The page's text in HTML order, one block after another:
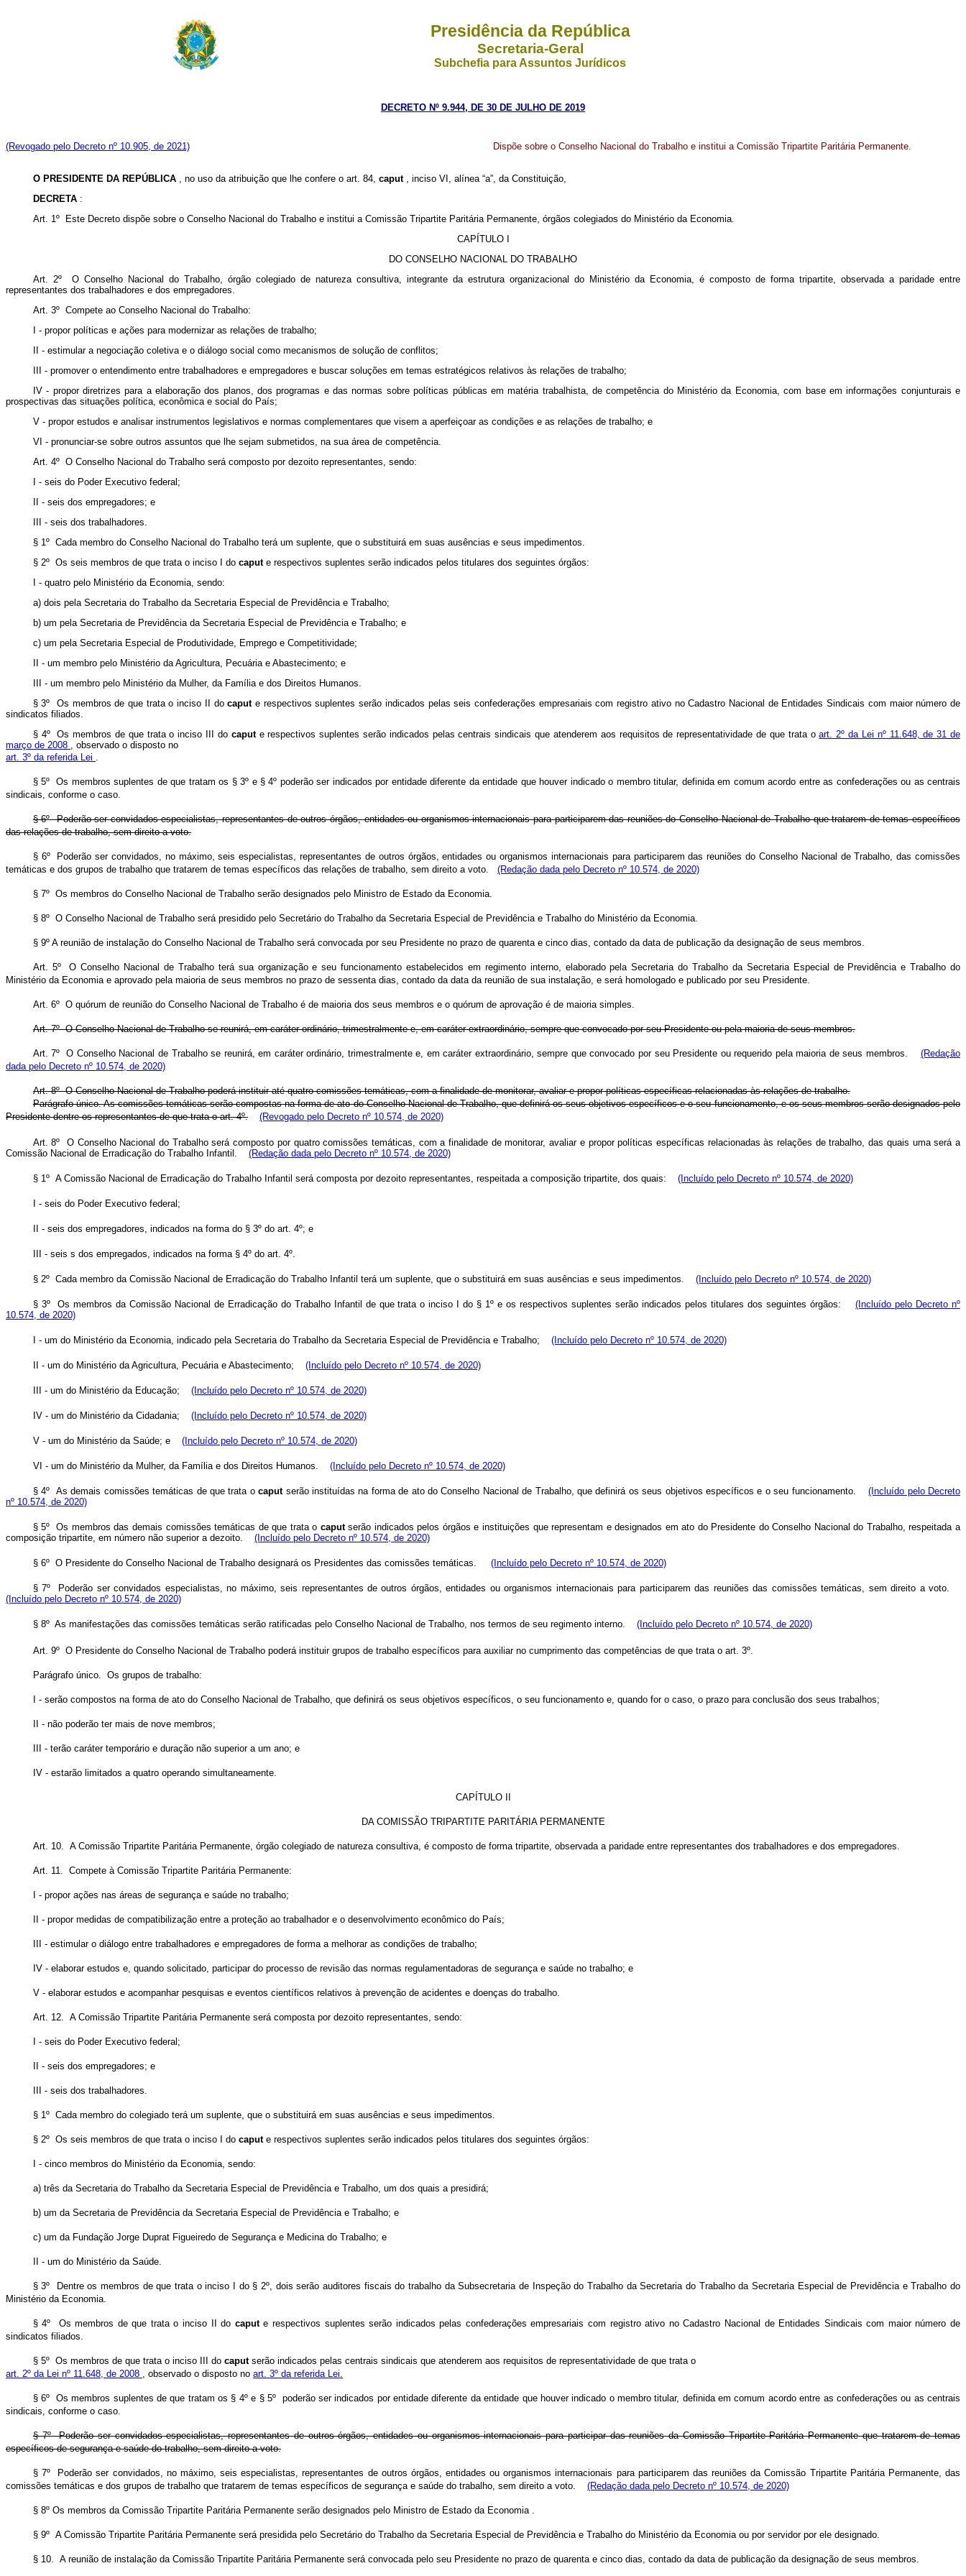
Presidência da República
Secretaria-Geral
Subchefia para Assuntos Jurídicos
DECRETO Nº 9.944, DE 30 DE JULHO DE 2019
(Revogado pelo Decreto nº 10.905, de 2021) Dispõe sobre o Conselho Nacional do Trabalho e institui a Comissão Tripartite Paritária Permanente.
O PRESIDENTE DA REPÚBLICA , no uso da atribuição que lhe confere o art. 84, caput , inciso VI, alínea “a”, da Constituição,
DECRETA :
Art. 1º Este Decreto dispõe sobre o Conselho Nacional do Trabalho e institui a Comissão Tripartite Paritária Permanente, órgãos colegiados do Ministério da Economia.
CAPÍTULO I
DO CONSELHO NACIONAL DO TRABALHO
Art. 2º O Conselho Nacional do Trabalho, órgão colegiado de natureza consultiva, integrante da estrutura organizacional do Ministério da Economia, é composto de forma tripartite, observada a paridade entre
representantes dos trabalhadores e dos empregadores.
Art. 3º Compete ao Conselho Nacional do Trabalho:
I - propor políticas e ações para modernizar as relações de trabalho;
II - estimular a negociação coletiva e o diálogo social como mecanismos de solução de conflitos;
III - promover o entendimento entre trabalhadores e empregadores e buscar soluções em temas estratégicos relativos às relações de trabalho;
IV - propor diretrizes para a elaboração dos planos, dos programas e das normas sobre políticas públicas em matéria trabalhista, de competência do Ministério da Economia, com base em informações conjunturais e
prospectivas das situações política, econômica e social do País;
V - propor estudos e analisar instrumentos legislativos e normas complementares que visem a aperfeiçoar as condições e as relações de trabalho; e
VI - pronunciar-se sobre outros assuntos que lhe sejam submetidos, na sua área de competência.
Art. 4º O Conselho Nacional do Trabalho será composto por dezoito representantes, sendo:
I - seis do Poder Executivo federal;
II - seis dos empregadores; e
III - seis dos trabalhadores.
§ 1º Cada membro do Conselho Nacional do Trabalho terá um suplente, que o substituirá em suas ausências e seus impedimentos.
§ 2º Os seis membros de que trata o inciso I do caput e respectivos suplentes serão indicados pelos titulares dos seguintes órgãos:
I - quatro pelo Ministério da Economia, sendo:
a) dois pela Secretaria do Trabalho da Secretaria Especial de Previdência e Trabalho;
b) um pela Secretaria de Previdência da Secretaria Especial de Previdência e Trabalho; e
c) um pela Secretaria Especial de Produtividade, Emprego e Competitividade;
II - um membro pelo Ministério da Agricultura, Pecuária e Abastecimento; e
III - um membro pelo Ministério da Mulher, da Família e dos Direitos Humanos.
§ 3º Os membros de que trata o inciso II docapute respectivos suplentes serão indicados pelas seis confederações empresariais com registro ativo no Cadastro Nacional de Entidades Sindicais com maior número de
sindicatos filiados.
§ 4º Os membros de que trata o inciso III do caput e respectivos suplentes serão indicados pelas centrais sindicais que atenderem aos requisitos de representatividade de que trata oart. 2º da Lei nº 11.648, de 31 de
março de 2008 , observado o disposto no
art. 3º da referida Lei .
§ 5º Os membros suplentes de que tratam os § 3º e § 4º poderão ser indicados por entidade diferente da entidade que houver indicado o membro titular, definida em comum acordo entre as confederações ou as centrais
sindicais, conforme o caso.
§ 6º Poderão ser convidados especialistas, representantes de outros órgãos, entidades ou organismos internacionais para participarem das reuniões do Conselho Nacional de Trabalho que tratarem de temas específicos
das relações de trabalho, sem direito a voto.
§ 6º Poderão ser convidados, no máximo, seis especialistas, representantes de outros órgãos, entidades ou organismos internacionais para participarem das reuniões do Conselho Nacional de Trabalho, das comissões
temáticas e dos grupos de trabalho que tratarem de temas específicos das relações de trabalho, sem direito a voto. (Redação dada pelo Decreto nº 10.574, de 2020)
§ 7º Os membros do Conselho Nacional de Trabalho serão designados pelo Ministro de Estado da Economia.
§ 8º O Conselho Nacional de Trabalho será presidido pelo Secretário do Trabalho da Secretaria Especial de Previdência e Trabalho do Ministério da Economia.
§ 9º A reunião de instalação do Conselho Nacional de Trabalho será convocada por seu Presidente no prazo de quarenta e cinco dias, contado da data de publicação da designação de seus membros.
Art. 5º O Conselho Nacional de Trabalho terá sua organização e seu funcionamento estabelecidos em regimento interno, elaborado pela Secretaria do Trabalho da Secretaria Especial de Previdência e Trabalho do
Ministério da Economia e aprovado pela maioria de seus membros no prazo de sessenta dias, contado da data da reunião de sua instalação, e será homologado e publicado por seu Presidente.
Art. 6º O quórum de reunião do Conselho Nacional de Trabalho é de maioria dos seus membros e o quórum de aprovação é de maioria simples.
Art. 7º O Conselho Nacional de Trabalho se reunirá, em caráter ordinário, trimestralmente e, em caráter extraordinário, sempre que convocado por seu Presidente ou pela maioria de seus membros.
Art. 7º O Conselho Nacional de Trabalho se reunirá, em caráter ordinário, trimestralmente e, em caráter extraordinário, sempre que convocado por seu Presidente ou requerido pela maioria de seus membros. (Redação
dada pelo Decreto nº 10.574, de 2020)
Art. 8º O Conselho Nacional de Trabalho poderá instituir até quatro comissões temáticas, com a finalidade de monitorar, avaliar e propor políticas específicas relacionadas às relações de trabalho.
Parágrafo único. As comissões temáticas serão compostas na forma de ato do Conselho Nacional de Trabalho, que definirá os seus objetivos específicos e o seu funcionamento, e os seus membros serão designados pelo
Presidente dentre os representantes de que trata o art. 4º.
(Revogado pelo Decreto nº 10.574, de 2020)
Art. 8º O Conselho Nacional do Trabalho será composto por quatro comissões temáticas, com a finalidade de monitorar, avaliar e propor políticas específicas relacionadas às relações de trabalho, das quais uma será a
Comissão Nacional de Erradicação do Trabalho Infantil. (Redação dada pelo Decreto nº 10.574, de 2020)
§ 1º A Comissão Nacional de Erradicação do Trabalho Infantil será composta por dezoito representantes, respeitada a composição tripartite, dos quais: (Incluído pelo Decreto nº 10.574, de 2020)
I - seis do Poder Executivo federal;
II - seis dos empregadores, indicados na forma do § 3º do art. 4º; e
III - seis s dos empregados, indicados na forma § 4º do art. 4º.
§ 2º Cada membro da Comissão Nacional de Erradicação do Trabalho Infantil terá um suplente, que o substituirá em suas ausências e seus impedimentos. (Incluído pelo Decreto nº 10.574, de 2020)
§ 3º Os membros da Comissão Nacional de Erradicação do Trabalho Infantil de que trata o inciso I do § 1º e os respectivos suplentes serão indicados pelos titulares dos seguintes órgãos:
(Incluído pelo Decreto nº
10.574, de 2020)
I - um do Ministério da Economia, indicado pela Secretaria do Trabalho da Secretaria Especial de Previdência e Trabalho; (Incluído pelo Decreto nº 10.574, de 2020)
II - um do Ministério da Agricultura, Pecuária e Abastecimento; (Incluído pelo Decreto nº 10.574, de 2020)
III - um do Ministério da Educação; (Incluído pelo Decreto nº 10.574, de 2020)
IV - um do Ministério da Cidadania; (Incluído pelo Decreto nº 10.574, de 2020)
V - um do Ministério da Saúde; e (Incluído pelo Decreto nº 10.574, de 2020)
VI - um do Ministério da Mulher, da Família e dos Direitos Humanos. (Incluído pelo Decreto nº 10.574, de 2020)
§ 4º As demais comissões temáticas de que trata ocaputserão instituídas na forma de ato do Conselho Nacional de Trabalho, que definirá os seus objetivos específicos e o seu funcionamento.
(Incluído pelo Decreto
nº 10.574, de 2020)
§ 5º Os membros das demais comissões temáticas de que trata o caputserão indicados pelos órgãos e instituições que representam e designados em ato do Presidente do Conselho Nacional do Trabalho, respeitada a
composição tripartite, em número não superior a dezoito.
(Incluído pelo Decreto nº 10.574, de 2020)
§ 6º O Presidente do Conselho Nacional de Trabalho designará os Presidentes das comissões temáticas. (Incluído pelo Decreto nº 10.574, de 2020)
§ 7º Poderão ser convidados especialistas, no máximo, seis representantes de outros órgãos, entidades ou organismos internacionais para participarem das reuniões das comissões temáticas, sem direito a voto.
(Incluído pelo Decreto nº 10.574, de 2020)
§ 8º As manifestações das comissões temáticas serão ratificadas pelo Conselho Nacional de Trabalho, nos termos de seu regimento interno. (Incluído pelo Decreto nº 10.574, de 2020)
Art. 9º O Presidente do Conselho Nacional de Trabalho poderá instituir grupos de trabalho específicos para auxiliar no cumprimento das competências de que trata o art. 3º.
Parágrafo único. Os grupos de trabalho:
I - serão compostos na forma de ato do Conselho Nacional de Trabalho, que definirá os seus objetivos específicos, o seu funcionamento e, quando for o caso, o prazo para conclusão dos seus trabalhos;
II - não poderão ter mais de nove membros;
III - terão caráter temporário e duração não superior a um ano; e
IV - estarão limitados a quatro operando simultaneamente.
CAPÍTULO II
DA COMISSÃO TRIPARTITE PARITÁRIA PERMANENTE
Art. 10. A Comissão Tripartite Paritária Permanente, órgão colegiado de natureza consultiva, é composto de forma tripartite, observada a paridade entre representantes dos trabalhadores e dos empregadores.
Art. 11. Compete à Comissão Tripartite Paritária Permanente:
I - propor ações nas áreas de segurança e saúde no trabalho;
II - propor medidas de compatibilização entre a proteção ao trabalhador e o desenvolvimento econômico do País;
III - estimular o diálogo entre trabalhadores e empregadores de forma a melhorar as condições de trabalho;
IV - elaborar estudos e, quando solicitado, participar do processo de revisão das normas regulamentadoras de segurança e saúde no trabalho; e
V - elaborar estudos e acompanhar pesquisas e eventos científicos relativos à prevenção de acidentes e doenças do trabalho.
Art. 12. A Comissão Tripartite Paritária Permanente será composta por dezoito representantes, sendo:
I - seis do Poder Executivo federal;
II - seis dos empregadores; e
III - seis dos trabalhadores.
§ 1º Cada membro do colegiado terá um suplente, que o substituirá em suas ausências e seus impedimentos.
§ 2º Os seis membros de que trata o inciso I do caput e respectivos suplentes serão indicados pelos titulares dos seguintes órgãos:
I - cinco membros do Ministério da Economia, sendo:
a) três da Secretaria do Trabalho da Secretaria Especial de Previdência e Trabalho, um dos quais a presidirá;
b) um da Secretaria de Previdência da Secretaria Especial de Previdência e Trabalho; e
c) um da Fundação Jorge Duprat Figueiredo de Segurança e Medicina do Trabalho; e
II - um do Ministério da Saúde.
§ 3º Dentre os membros de que trata o inciso I do § 2º, dois serão auditores fiscais do trabalho da Subsecretaria de Inspeção do Trabalho da Secretaria do Trabalho da Secretaria Especial de Previdência e Trabalho do
Ministério da Economia.
§ 4º Os membros de que trata o inciso II do capute respectivos suplentes serão indicados pelas confederações empresariais com registro ativo no Cadastro Nacional de Entidades Sindicais com maior número de
sindicatos filiados.
§ 5º Os membros de que trata o inciso III do caput serão indicados pelas centrais sindicais que atenderem aos requisitos de representatividade de que trata o
art. 2º da Lei nº 11.648, de 2008 , observado o disposto no art. 3º da referida Lei.
§ 6º Os membros suplentes de que tratam os § 4º e § 5º poderão ser indicados por entidade diferente da entidade que houver indicado o membro titular, definida em comum acordo entre as confederações ou as centrais
sindicais, conforme o caso.
§ 7º Poderão ser convidados especialistas, representantes de outros órgãos, entidades ou organismos internacionais para participar das reuniões da Comissão Tripartite Paritária Permanente que tratarem de temas
específicos de segurança e saúde do trabalho, sem direito a voto.
§ 7º Poderão ser convidados, no máximo, seis especialistas, representantes de outros órgãos, entidades ou organismos internacionais para participarem das reuniões da Comissão Tripartite Paritária Permanente, das
comissões temáticas e dos grupos de trabalho que tratarem de temas específicos de segurança e saúde do trabalho, sem direito a voto.
(Redação dada pelo Decreto nº 10.574, de 2020)
§ 8º Os membros da Comissão Tripartite Paritária Permanente serão designados pelo Ministro de Estado da Economia .
§ 9º A Comissão Tripartite Paritária Permanente será presidida pelo Secretário do Trabalho da Secretaria Especial de Previdência e Trabalho do Ministério da Economia ou por servidor por ele designado.
§ 10. A reunião de instalação da Comissão Tripartite Paritária Permanente será convocada pelo seu Presidente no prazo de quarenta e cinco dias, contado da data de publicação da designação de seus membros.